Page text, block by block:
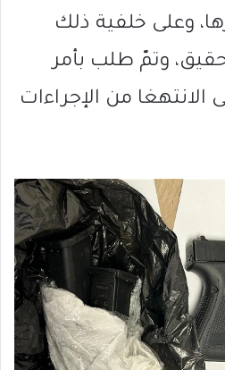
وعلى خلفية ذلك
وتمّ طلب بأمر
الانتهغا من الإجراءات